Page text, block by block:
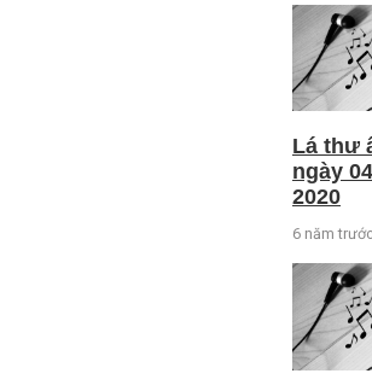
Lá thư
ngày
2020
6 năm trước